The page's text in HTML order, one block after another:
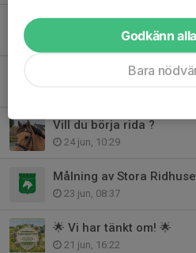
Kallelse till Extra
Inom kort kallar vi till
Vill du börja rida ?
24 jun, 10:29
Målning av Stora
23 jun, 08:37
🌟 Vi har tänkt om! 🌟
21 jun, 16:22
Godkänn
Bara